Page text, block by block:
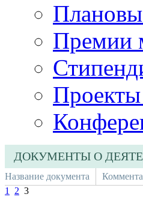
Премии
ДОКУМЕНТЫ О
Название документа
1
2 3